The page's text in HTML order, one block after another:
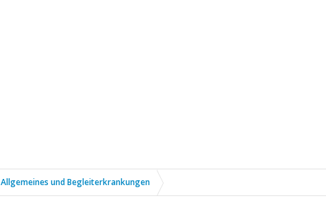
Allgemeines und Begleiterkrankungen